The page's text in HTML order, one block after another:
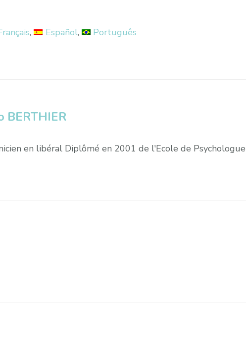
Español Português
BERTHIER
en libéral Diplômé en 2001 de l'Ecole de Psychologue